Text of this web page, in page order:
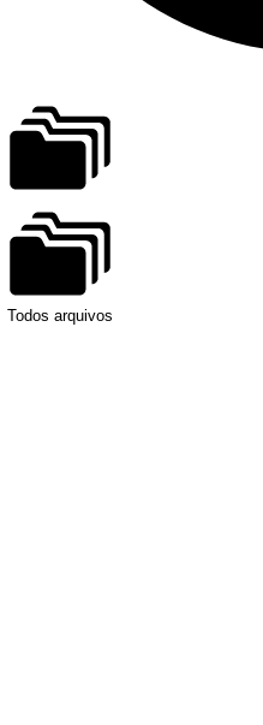
Todos arquivos